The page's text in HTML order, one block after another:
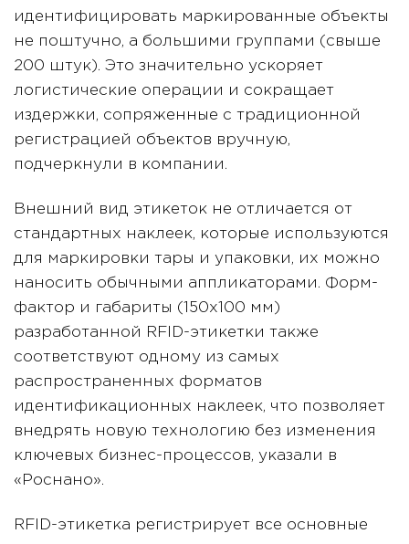
идентифицировать маркированные объекты
не поштучно, а большими группами (свыше
200 штук). Это значительно ускоряет
логистические операции и сокращает
издержки, сопряженные с традиционной
регистрацией объектов вручную,
подчеркнули в компании.
Внешний вид этикеток не отличается от
стандартных наклеек, которые используются
для маркировки тары и упаковки, их можно
наносить обычными аппликаторами. Форм-
фактор и габариты (150х100 мм)
разработанной RFID-этикетки также
соответствуют одному из самых
распространенных форматов
идентификационных наклеек, что позволяет
внедрять новую технологию без изменения
ключевых бизнес-процессов, указали в
«Роснано».
RFID-этикетка регистрирует все основные